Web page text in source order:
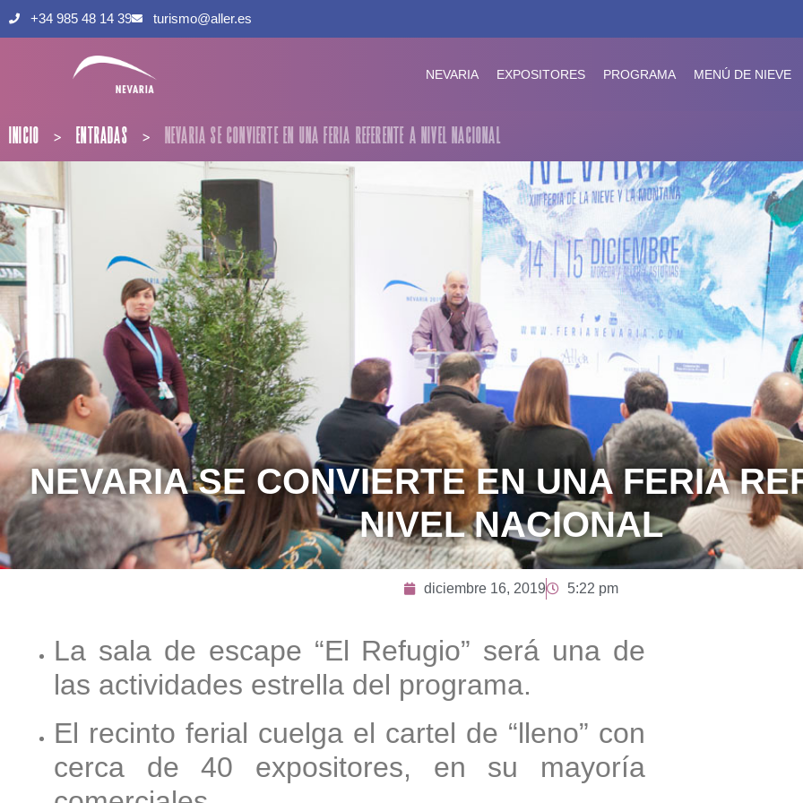
+34 985 48 14 39 turismo@aller.es
NEVARIA EXPOSITORES PROGRAMA MENÚ DE NIEVE
INICIO > ENTRADAS > NEVARIA SE CONVIERTE EN UNA FERIA REFERENTE A NIVEL NACIONAL
NEVARIA SE CONVIERTE EN UNA FERIA
NIVEL NACIONAL
NEVARIA SE CONVIERTE EN UNA FERIA
NIVEL NACIONAL
diciembre 16, 2019 5:22 pm
La sala de escape “El Refugio” será una de
las actividades estrella del programa.
El recinto ferial cuelga el cartel de “lleno” con
cerca de 40 expositores, en su mayoría